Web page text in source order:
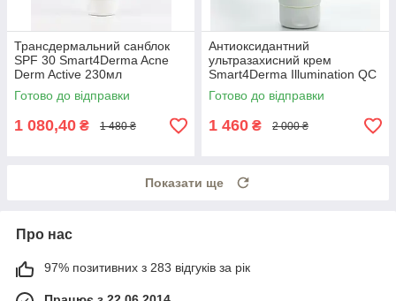
Трансдермальний санблок
SPF 30 Smart4Derma Acne
Derm Active 230мл
Готово до відправки
1 080,40 ₴ 1 480 ₴
Антиоксидантний
ультразахисний крем
Smart4Derma Illumination QC
Sunblock Oil-Free
Готово до відправки
1 460 ₴ 2 000 ₴
Показати ще
Про нас
97% позитивних з 283 відгуків за рік